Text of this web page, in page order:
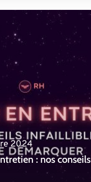
2024
: nos conseils